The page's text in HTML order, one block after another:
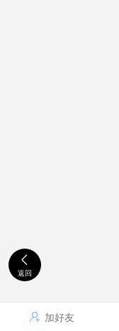
 加好友

返回